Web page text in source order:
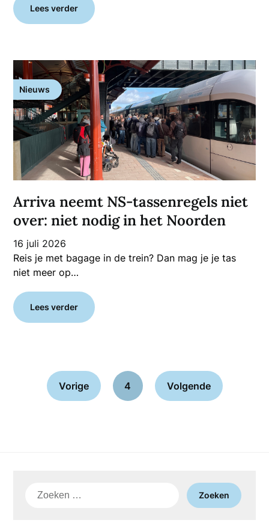
Lees verder
Nieuws
Arriva neemt NS-tassenregels niet
over: niet nodig in het Noorden
16 juli 2026
Reis je met bagage in de trein? Dan mag je je tas
niet meer op…
Lees verder
Vorige 4 Volgende
Zoeken